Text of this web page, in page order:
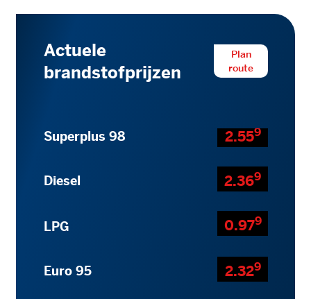
Actuele
brandstofprijzen
Plan
route
Superplus 98 2.559
Diesel 2.369
LPG 0.979
Euro 95 2.329